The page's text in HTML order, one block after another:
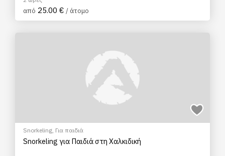
από 25.00 € / άτομο
Snorkeling, Για παιδιά
Snorkeling για Παιδιά στη Χαλκιδική